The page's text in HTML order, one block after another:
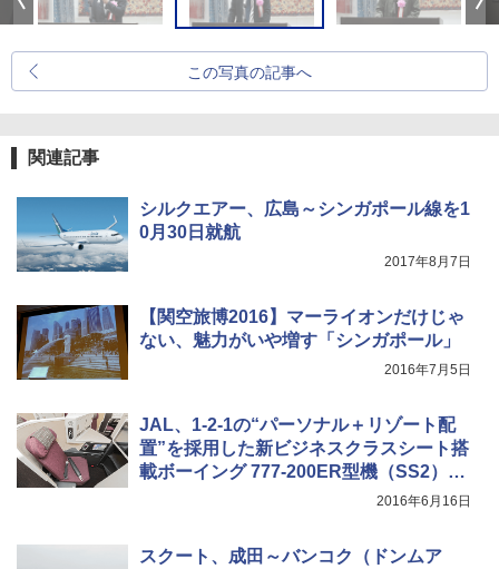
この写真の記事へ
関連記事
シルクエアー、広島～シンガポール線を1
0月30日就航
2017年8月7日
【関空旅博2016】マーライオンだけじゃ
ない、魅力がいや増す「シンガポール」
2016年7月5日
JAL、1-2-1の“パーソナル＋リゾート配
置”を採用した新ビジネスクラスシート搭
載ボーイング 777-200ER型機（SS2）発
2016年6月16日
スクート、成田～バンコク（ドンムア